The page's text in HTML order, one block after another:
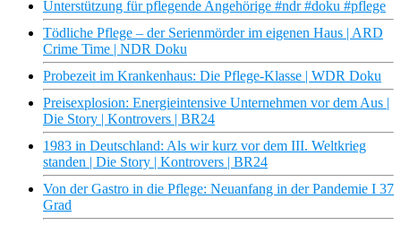
Unterstützung für pflegende Angehörige #ndr #doku #pflege
Tödliche Pflege – der Serienmörder im eigenen Haus | ARD
Crime Time | NDR Doku
Probezeit im Krankenhaus: Die Pflege-Klasse | WDR Doku
Preisexplosion: Energieintensive Unternehmen vor dem Aus |
Die Story | Kontrovers | BR24
1983 in Deutschland: Als wir kurz vor dem III. Weltkrieg
standen | Die Story | Kontrovers | BR24
Von der Gastro in die Pflege: Neuanfang in der Pandemie I 37
Grad